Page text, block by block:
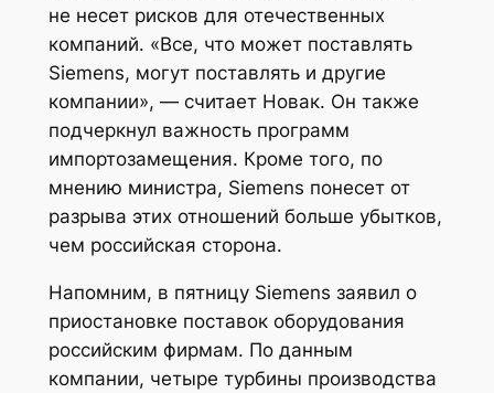
не несет рисков для отечественных
компаний. «Все, что может поставлять
Siemens, могут поставлять и другие
компании», — считает Новак. Он также
подчеркнул важность программ
импортозамещения. Кроме того, по
мнению министра, Siemens понесет от
разрыва этих отношений больше убытков,
чем российская сторона.
Напомним, в пятницу Siemens заявил о
приостановке поставок оборудования
российским фирмам. По данным
компании, четыре турбины производства